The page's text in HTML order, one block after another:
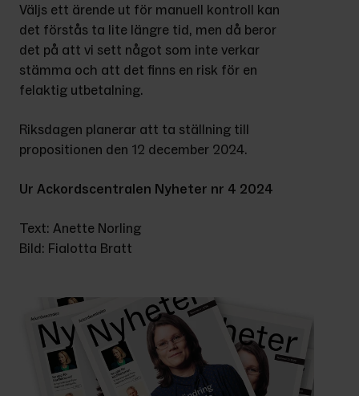
Väljs ett ärende ut för manuell kontroll kan
det förstås ta lite längre tid, men då beror
det på att vi sett något som inte verkar
stämma och att det finns en risk för en
felaktig utbetalning.
Riksdagen planerar att ta ställning till
propositionen den 12 december 2024.
Ur Ackordscentralen Nyheter nr 4 2024
Text: Anette Norling
Bild: Fialotta Bratt